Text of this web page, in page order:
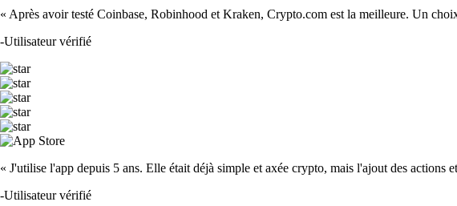
« Après avoir testé Coinbase, Robinhood et Kraken, Crypto.com est la meilleure. Un
-Utilisateur vérifié
« J'utilise l'app depuis 5 ans. Elle était déjà simple et axée crypto, mais l'ajout des
-Utilisateur vérifié